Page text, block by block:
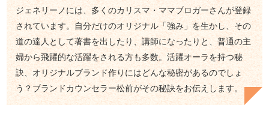
ジェネリーノには、多くのカリスマ・ママブロガーさんが登録
されています。自分だけのオリジナル「強み」を生かし、その
道の達人として著書を出したり、講師になったりと、普通の主
婦から飛躍的な活躍をされる方も多数。活躍オーラを持つ秘
訣、オリジナルブランド作りにはどんな秘密があるのでしょ
う？ブランドカウンセラー松前がその秘訣をお伝えします。